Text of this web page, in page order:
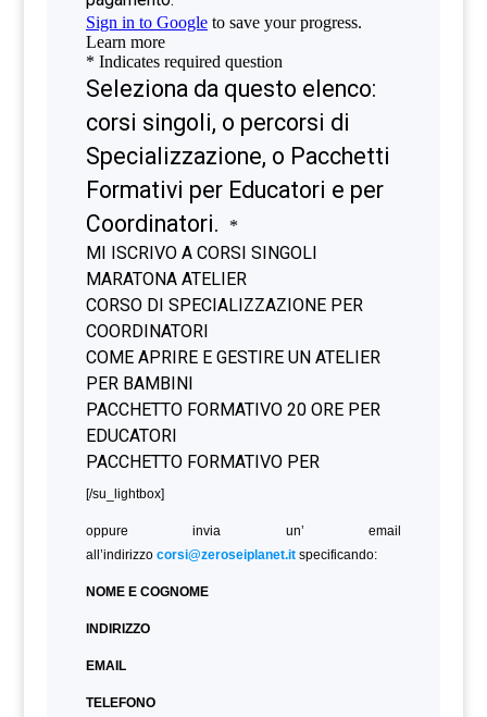
[/su_lightbox]
oppure invia un’ email
all’indirizzo corsi@zeroseiplanet.itspecificando:
NOME E COGNOME
INDIRIZZO
EMAIL
TELEFONO